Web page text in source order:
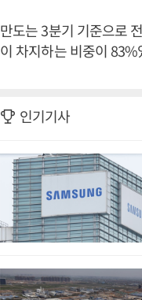
만도는 3분기 기준으로
이 차지하는 비중이
인기기사